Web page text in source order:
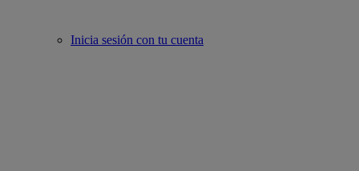
Inicia sesión con tu cuenta